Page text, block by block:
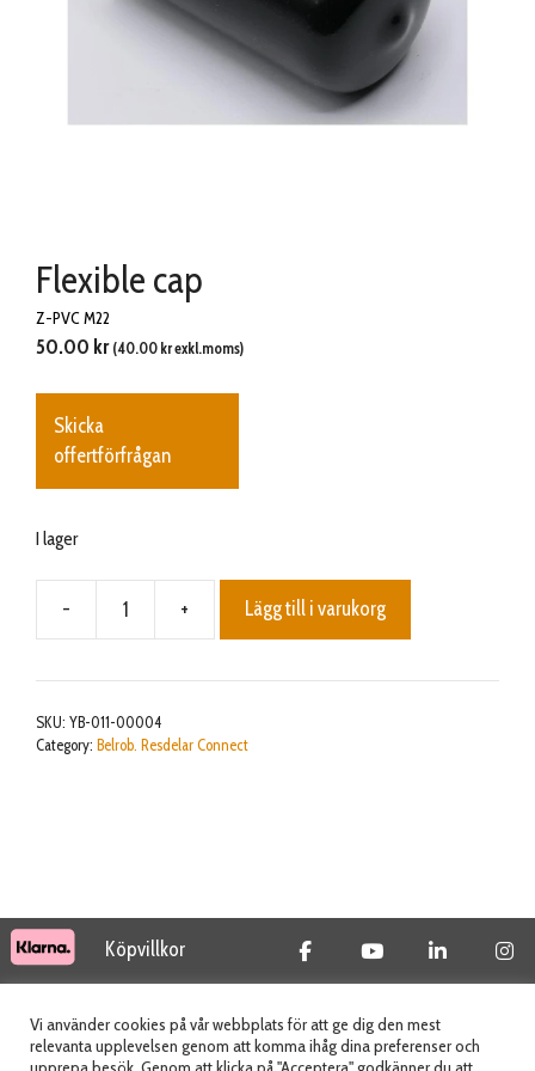
Flexible cap
Z-PVC M22
50.00 kr (40.00 krexkl.moms)
Skicka
offertförfrågan
I lager
-
Flexible
mängd
+ Lägg till i varukorg
SKU: YB-011-00004
Category: Belrob. Resdelar Connect
Köpvillkor
© 2026 Tidab AB - All Rights Reserved
Vi använder cookies på vår webbplats för att ge dig den mest
relevanta upplevelsen genom att komma ihåg dina preferenser och